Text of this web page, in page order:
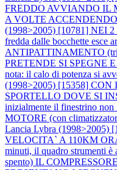
FREDDO AVVIANDO IL
A VOLTE
(1998>2005) [10781] NEI
fredda dalle bocchette esce
ANTIPATTINAMENTO
PRETENDE SI SPEGNE
nota: il calo di potenza si
(1998>2005) [15358]
SPORTELLO DOVE SI
inizialmente il finestrino non
MOTORE (con
Lancia Lybra
VELOCITA` A 110KM
minuti, il quadro strumenti è
spento) IL